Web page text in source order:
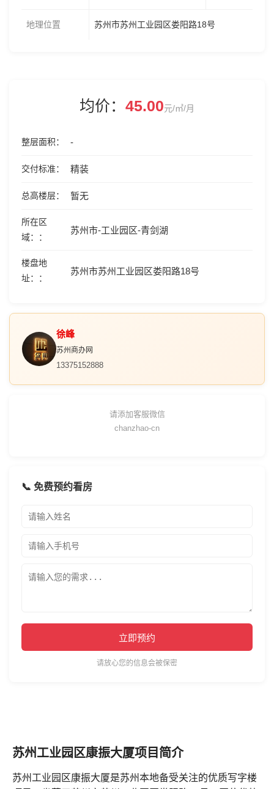
地理位置 苏州市苏州工业园区娄阳路18号
均价： 45.00元/㎡/月
整层面积 -
交付标准 精装
总高楼层 暂无
所在区
域：
苏州市-工业园区-青剑湖
楼盘地
址：
苏州市苏州工业园区娄阳路18号
徐峰
苏州商办网
13375152888
请添加客服微信
chanzhao-cn
📞 免费预约看房
立即预约
请放心您的信息会被保密
苏州工业园区康振大厦项目简介
苏州工业园区康振大厦是苏州本地备受关注的优质写字楼